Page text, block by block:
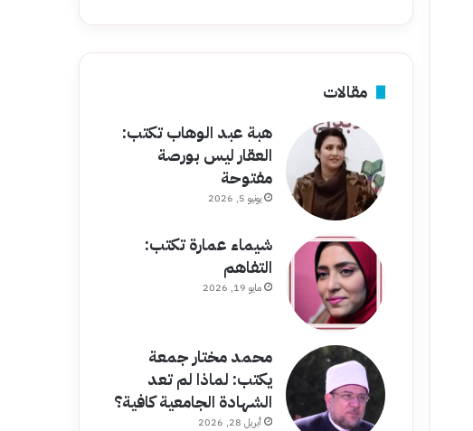
مقالات
هبة عبد الوهاب تكتب:
العقار ليس بورصة
مفتوحة
يونيو 5, 2026
شيماء عمارة تكتب:
التفاهم
مايو 19, 2026
محمد مختار جمعة
يكتب: لماذا لم تعد
الشهادة الجامعية كافية؟
أبريل 28, 2026